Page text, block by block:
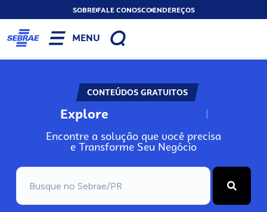
SOBREFALE CONOSCOENDEREÇOS
MENU
CONTEÚDOS GRATUITOS
Explore N
Encontre a solução que você precisa
e Transforme Seu Negócio